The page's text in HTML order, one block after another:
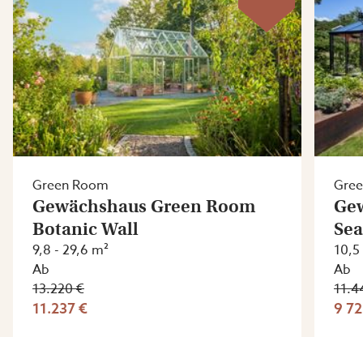
Green Room
Gewächshaus Green Room
Botanic Wall
9,8 - 29,6 m²
Ab
13.220 €
11.237 €
Ab
9